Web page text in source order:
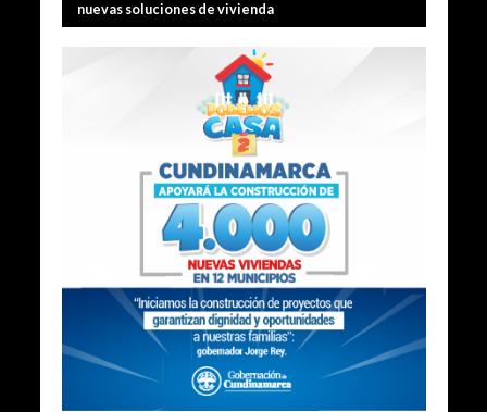
nuevas soluciones de vivienda